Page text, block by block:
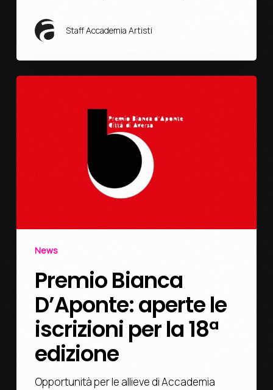
Staff Accademia Artisti
News
Premio Bianca
D’Aponte: aperte le
iscrizioni per la 18ª
edizione
Opportunità per le allieve di Accademia